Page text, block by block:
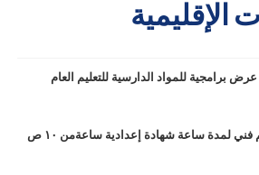
الإقليمية
برامجية للمواد الدارسية للتعليم العام
مواعيد إذاعة البرامج التعليمية على قناة القنال ( الرابعة سابقا )تعليم فني لمدة ساعة شهادة إعدادية ساعةمن ١٠ ص